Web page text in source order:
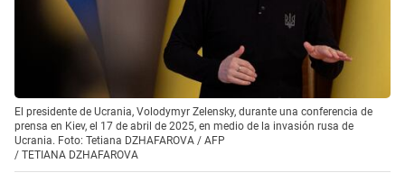
El presidente de Ucrania, Volodymyr Zelensky, durante una conferencia de
prensa en Kiev, el 17 de abril de 2025, en medio de la invasión rusa de
Ucrania. Foto: Tetiana DZHAFAROVA / AFP
/ TETIANA DZHAFAROVA